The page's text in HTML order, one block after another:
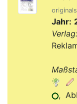
Jahr:
Verlag:
,